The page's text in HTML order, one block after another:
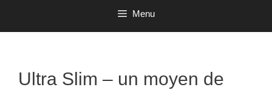
Menu
Ultra Slim – un moyen de